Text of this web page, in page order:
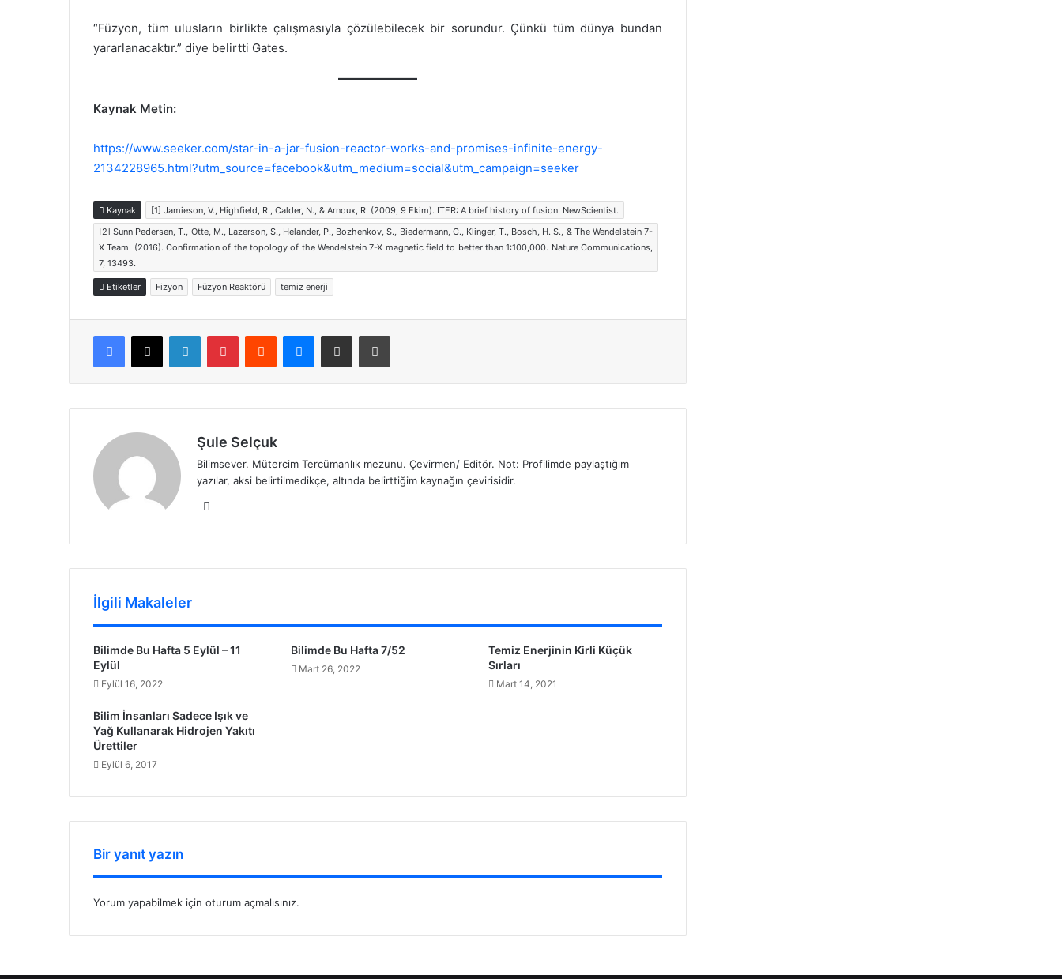
“Füzyon, tüm ulusların birlikte çalışmasıyla çözülebilecek bir sorundur. Çünkü tüm dünya bundan
yararlanacaktır.” diye belirtti Gates.
Kaynak Metin:
https://www.seeker.com/star-in-a-jar-fusion-reactor-works-and-promises-infinite-energy-
2134228965.html?utm_source=facebook&utm_medium=social&utm_campaign=seeker
Kaynak
[1] Jamieson, V., Highfield, R., Calder, N., & Arnoux, R. (2009, 9 Ekim). ITER: A brief history of fusion. NewScientist.
[2] Sunn Pedersen, T., Otte, M., Lazerson, S., Helander, P., Bozhenkov, S., Biedermann, C., Klinger, T., Bosch, H. S., & The Wendelstein 7-
X Team. (2016). Confirmation of the topology of the Wendelstein 7-X magnetic field to better than 1:100,000. Nature Communications,
7, 13493.
Etiketler Fizyon Füzyon Reaktörü temiz enerji
Facebook
X LinkedInPinterestReddit Messenger
E-Posta ile paylaş Yazdır
Şule Selçuk
Bilimsever. Mütercim Tercümanlık mezunu. Çevirmen/ Editör. Not: Profilimde paylaştığım
yazılar, aksi belirtilmedikçe, altında belirttiğim kaynağın çevirisidir.
İlgili Makaleler
Bilimde Bu Hafta 5 Eylül – 11
Eylül
Eylül 16, 2022
Bilimde Bu Hafta 7/52
Mart 26, 2022
Temiz Enerjinin Kirli Küçük
Sırları
Mart 14, 2021
Bilim İnsanları Sadece Işık ve
Yağ Kullanarak Hidrojen Yakıtı
Ürettiler
Eylül 6, 2017
Bir yanıt yazın
Yorum yapabilmek için oturum açmalısınız.